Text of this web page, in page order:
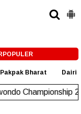
Pakpak Bharat Dairi
2026 Malaysia